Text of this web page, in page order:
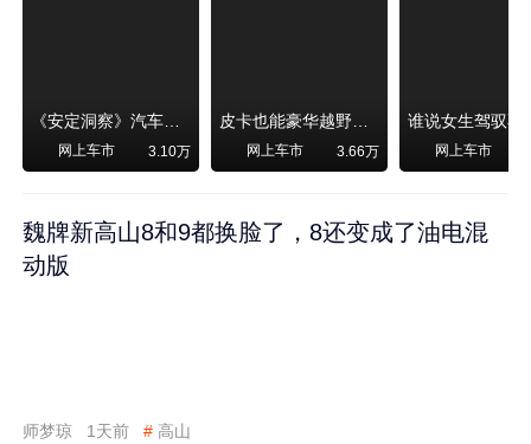
《安定洞察》汽车烧不烧油，和石油安全无关！
网上车市 3.10万
皮卡也能豪华越野！纵横F700上市，限时卖29.99万起
网上车市 3.66万 网上车市
魏牌新高山8和9都换脸了，8还变成了油电混
动版
师梦琼 1天前 # 高山